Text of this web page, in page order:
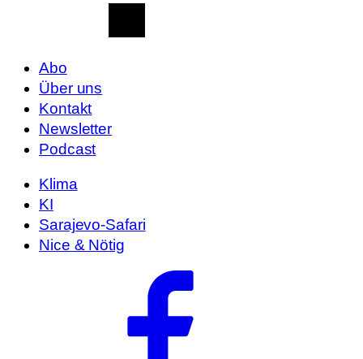
Abo
Über uns
Kontakt
Newsletter
Podcast
Klima
KI
Sarajevo-Safari
Nice & Nötig